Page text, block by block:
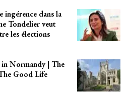
ingérence dans la
Tondelier veut
les élections
in Normandy | The
Good Life